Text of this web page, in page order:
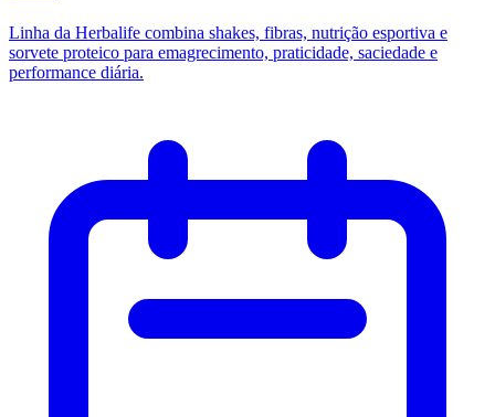
Linha da Herbalife combina shakes, fibras, nutrição esportiva e
sorvete proteico para emagrecimento, praticidade, saciedade e
performance diária.